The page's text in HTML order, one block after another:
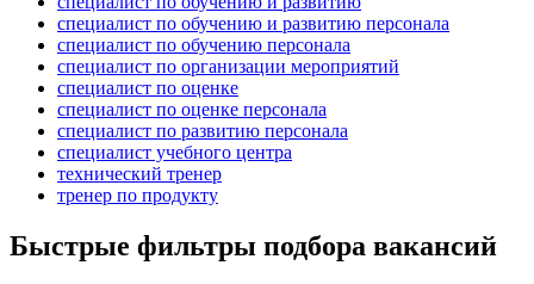
специалист по обучению и развитию персонала
специалист по обучению персонала
специалист по организации мероприятий
специалист по оценке
специалист по оценке персонала
специалист по развитию персонала
специалист учебного центра
технический тренер
тренер по продукту
Быстрые фильтры подбора вакансий